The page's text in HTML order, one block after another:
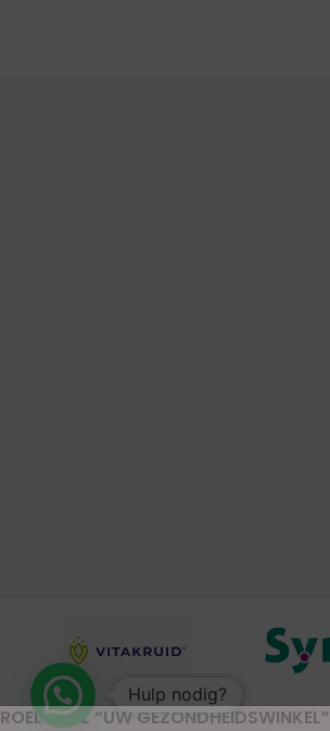
ROELVITAL “UW GEZONDHEIDSWINKEL”
Hulp nodig?